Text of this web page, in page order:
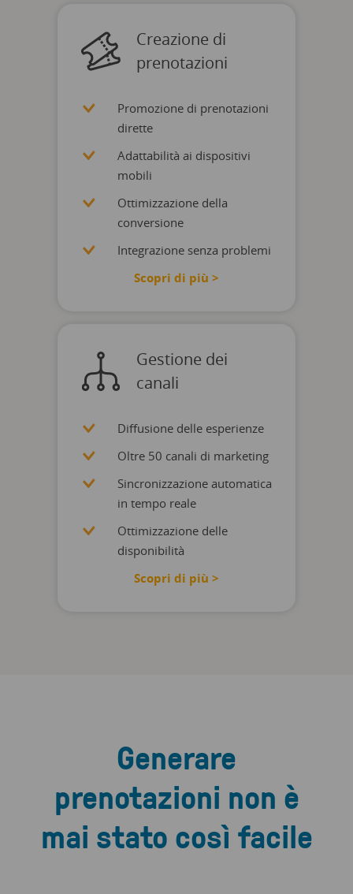
Creazione di
prenotazioni
Promozione di prenotazioni
dirette
Adattabilità ai dispositivi
mobili
Ottimizzazione della
conversione
Integrazione senza problemi
Scopri di più >
Gestione dei
canali
Diffusione delle esperienze
Oltre 50 canali di marketing
Sincronizzazione automatica
in tempo reale
Ottimizzazione delle
disponibilità
Scopri di più >
Generare
prenotazioni non è
mai stato così facile